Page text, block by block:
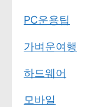
PC운용팁
가벼운여행
하드웨어
모바일